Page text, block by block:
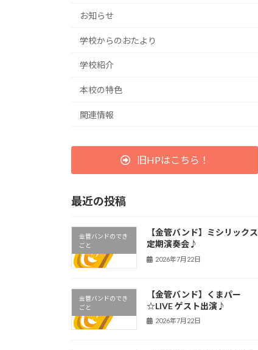
お知らせ
学校からのおたより
学校紹介
本校の特色
関連情報
旧HPはこちら！
最近の投稿
金管バンドのでき
ごと
【金管バンド】ミシリックス
定期演奏会♪
2026年7月22日
金管バンドのでき
ごと
【金管バンド】くまパー
☆LIVE ゲスト出演♪
2026年7月22日